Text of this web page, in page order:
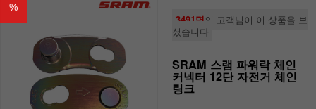
%
3491명의 고객님이 이 상품을 보
셨습니다
SRAM 스램 파워락 체인
커넥터 12단 자전거 체인
링크